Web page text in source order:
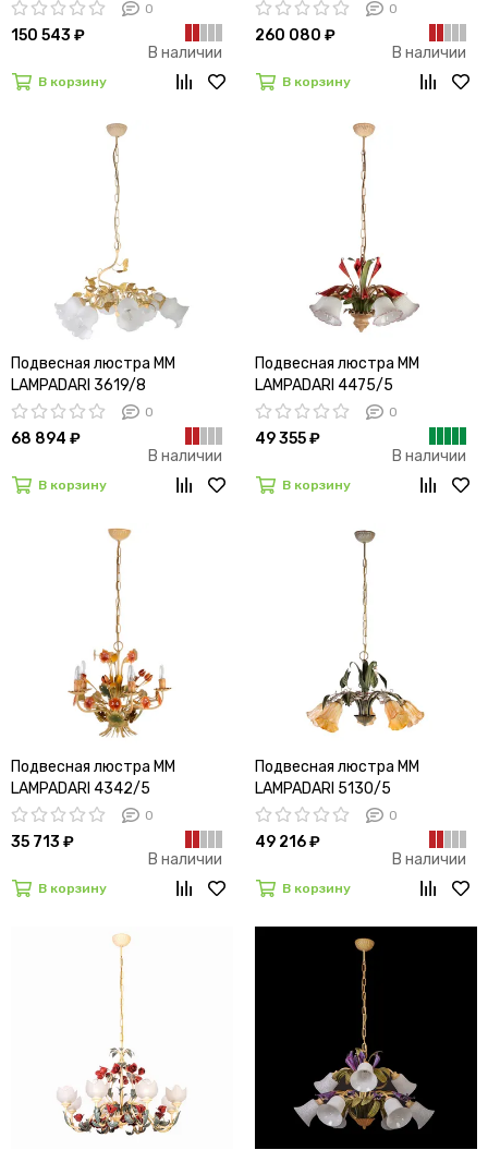
0
150 543 ₽
В наличии
В корзину
0
260 080 ₽
В наличии
В корзину
Подвесная люстра MM
LAMPADARI 3619/8
0
68 894 ₽
В наличии
В корзину
Подвесная люстра MM
LAMPADARI 4475/5
0
49 355 ₽
В наличии
В корзину
Подвесная люстра MM
LAMPADARI 4342/5
0
35 713 ₽
В наличии
В корзину
Подвесная люстра MM
LAMPADARI 5130/5
0
49 216 ₽
В наличии
В корзину